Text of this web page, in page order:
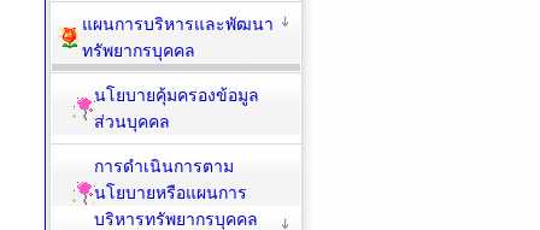
แผนการบริหารและพัฒนา
ทรัพยากรบุคคล
นโยบายคุ้มครองข้อมูล
ส่วนบุคคล
การดำเนินการตาม
นโยบายหรือแผนการ
บริหารทรัพยากรบุคคล